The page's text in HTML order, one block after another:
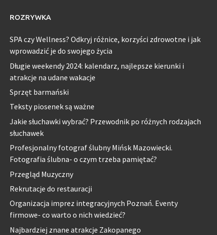
ROZRYWKA
SPA czy Wellness? Odkryj różnice, korzyści zdrowotne i jak
wprowadzić je do swojego życia
Długie weekendy 2024: kalendarz, najlepsze kierunki i
atrakcje na udane wakacje
Sprzęt barmański
Teksty piosenek są ważne
Jakie słuchawki wybrać? Przewodnik po różnych rodzajach
słuchawek
Profesjonalny fotograf ślubny Mińsk Mazowiecki.
Fotografia ślubna- o czym trzeba pamiętać?
Przegląd Muzyczny
Rekrutacje do restauracji
Organizacja imprez integracyjnych Poznań. Eventy
firmowe- co warto o nich wiedzieć?
Najbardziej znane atrakcje Zakopanego